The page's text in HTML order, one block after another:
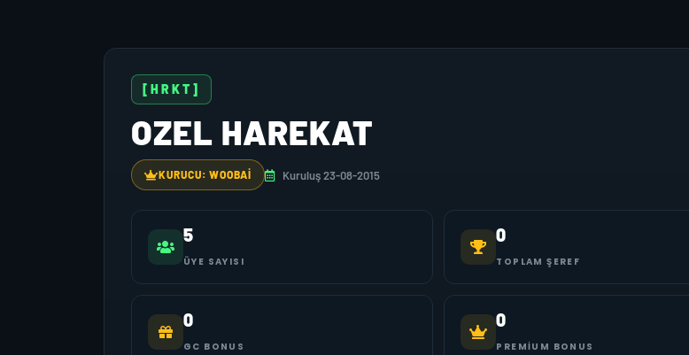
[HRKT]
OZEL HAREKAT
KURUCU: WOOBAI Kuruluş 23-08-2015
5
ÜYE SAYISI
0
TOPLAM ŞEREF
0
GC BONUS
0
PREMIUM BONUS